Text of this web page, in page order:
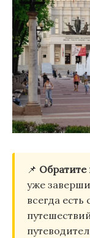
📌
уже
всегда